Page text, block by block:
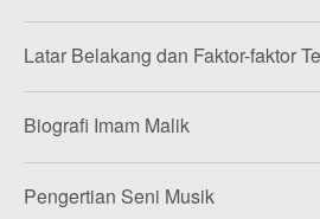
Latar Belakang dan Faktor-faktor
Biografi Imam Malik
Pengertian Seni Musik